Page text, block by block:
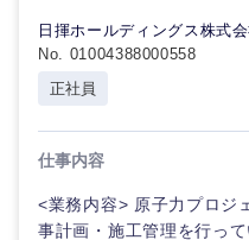
日揮ホールディングス株式
No. 01004388000558
正社員
仕事内容
<業務内容> 原子力プロジ
事計画・施工管理を行っ